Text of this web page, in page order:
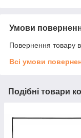
Умови
Повернення товару
Всі умови
Подібні товари